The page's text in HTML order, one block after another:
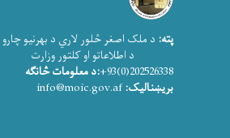
پته: د ملک اصغر څلور لاري د بهرنیو
د اطلاعاتو او کلتور وزارت
202526338(0)93+
:د معلومات څانګه
بریښنالیک: info@moic.gov.af